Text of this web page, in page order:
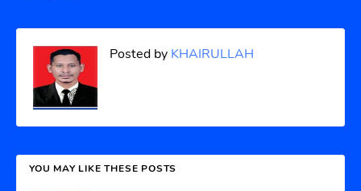
Posted by KHAIRULLAH
YOU MAY LIKE THESE POSTS